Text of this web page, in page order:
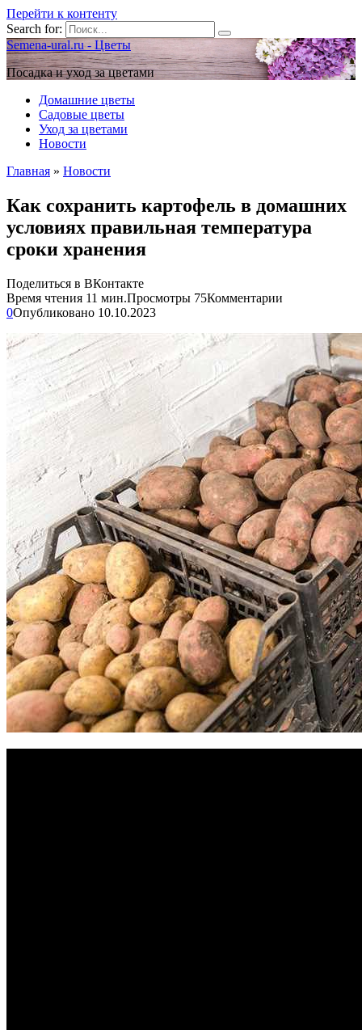
Перейти к контенту
Search for:
Semena-ural.ru - Цветы
Посадка и уход за цветами
Домашние цветы
Садовые цветы
Уход за цветами
Новости
Главная » Новости
Как сохранить картофель в домашних
условиях правильная температура
сроки хранения
Поделиться в ВКонтакте
Время чтения 11 мин.Просмотры 75Комментарии
0Опубликовано 10.10.2023